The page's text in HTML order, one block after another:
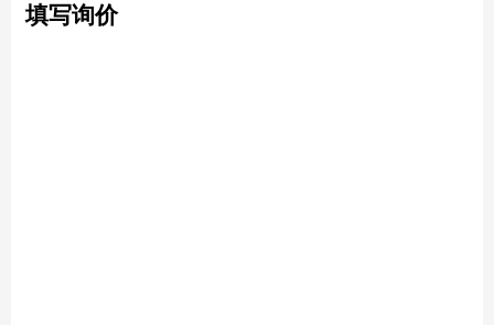
填写询价